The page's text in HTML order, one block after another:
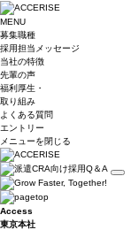
MENU
募集職種
採用担当 メッセージ
当社の特徴
先輩の声
福利厚生・
取り組み
よくある質問
エントリー
メニューを閉じる
Access
東京本社